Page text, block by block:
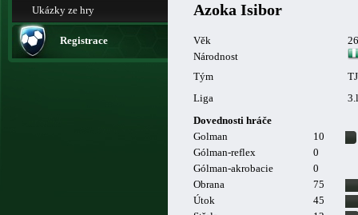
Ukázky ze hry
Registrace
Azoka Isibor
Věk
26
Národnost
Tým
Liga
Dovednosti hráče
Golman
10
Gólman-reflex
0
Gólman-akrobacie
0
Obrana
75
Útok
45